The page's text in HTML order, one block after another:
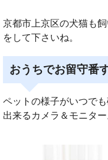
京都市上京区の犬猫も
をして下さいね。
おうちでお留守番
ペットの様子がいつで
出来るカメラ＆モニター